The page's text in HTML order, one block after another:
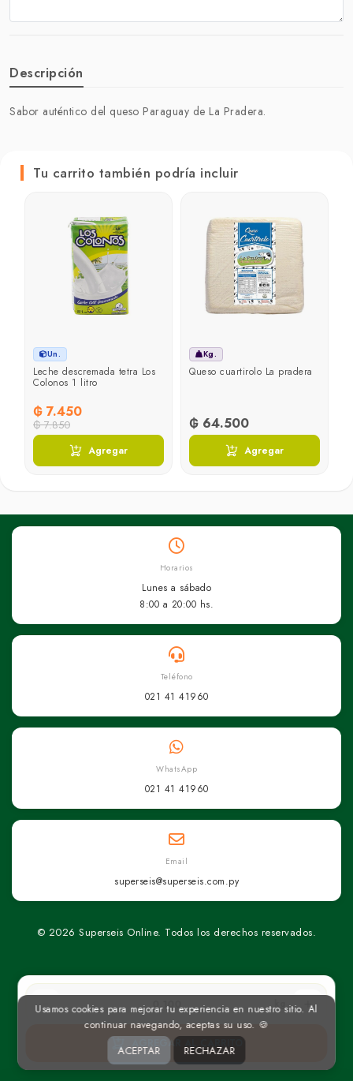
kg
AGREGAR AL CARRITO
Descripción
Sabor auténtico del queso Paraguay de La Pradera.
Tu carrito también podría incluir
Un.
Leche descremada tetra Los
Colonos 1 litro
₲ 7.450
₲ 7.850
Agregar
Kg.
Queso cuartirolo La pradera
₲ 64.500
Agregar
Horarios
Lunes a sábado
8:00 a 20:00 hs.
Teléfono
021 41 41960
WhatsApp
021 41 41960
Email
superseis@superseis.com.py
© 2026 Superseis Online. Todos los derechos reservados.
Usamos cookies para mejorar tu experiencia en nuestro sitio. Al
continuar navegando, aceptas su uso. 🍪
ACEPTAR RECHAZAR